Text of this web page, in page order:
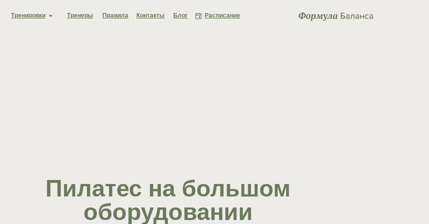
Расписание
Блог
Контакты
Правила
Тренеры
Тренировки
оборудовании
Занятия на студийном оборудовании для улучшения